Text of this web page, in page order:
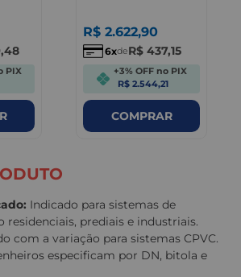
,48
PIX
R$ 2.622,90
6 deR$ 437,15
+3% OFF no PIX
R$ 2.544,21
COMPRAR
Indicado para sistemas de
residenciais, prediais e industriais.
com a variação para sistemas CPVC.
especificam por DN, bitola e